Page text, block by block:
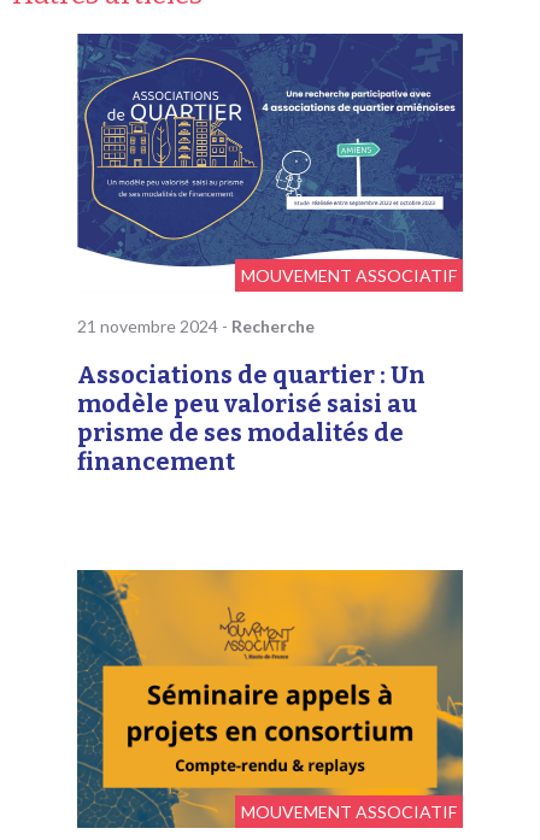
MOUVEMENT ASSOCIATIF
21 novembre 2024 - Recherche
Associations de quartier : Un
modèle peu valorisé saisi au
prisme de ses modalités de
financement
MOUVEMENT ASSOCIATIF